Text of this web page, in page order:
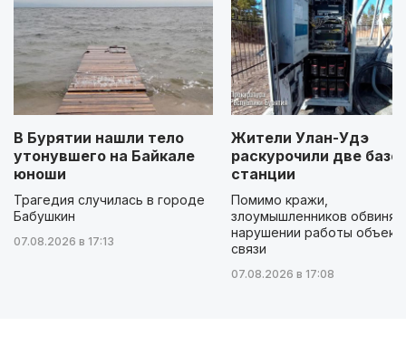
В Бурятии нашли тело
утонувшего на Байкале
юноши
Трагедия случилась в городе
Бабушкин
07.08.2026 в 17:13
Жители Улан-Удэ
раскурочили две
станции
Помимо кражи,
злоумышленников
нарушении работы
связи
07.08.2026 в 17:08